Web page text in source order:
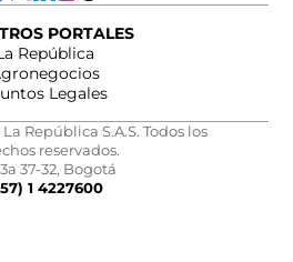
PORTALES
República
Legales
República S.A.S. Todos los
reservados.
37-32, Bogotá
1 4227600